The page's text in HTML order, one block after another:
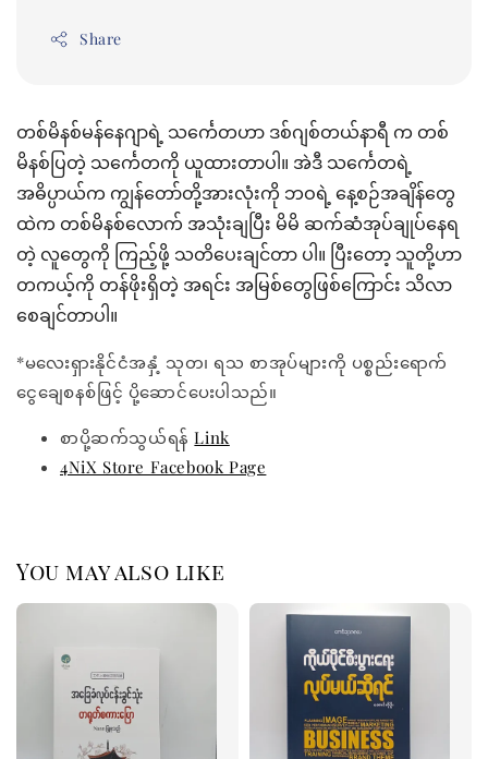
Share
တစ်မိနစ်မန်နေဂျာရဲ့ သင်္ကေတဟာ ဒစ်ဂျစ်တယ်နာရီ က တစ်
မိနစ်ပြတဲ့ သင်္ကေတကို ယူထားတာပါ။ အဲဒီ သင်္ကေတရဲ့
အဓိပ္ပာယ်က ကျွန်တော်တို့အားလုံးကို ဘဝရဲ့ နေ့စဉ်အချိန်တွေ
ထဲက တစ်မိနစ်လောက် အသုံးချပြီး မိမိ ဆက်ဆံအုပ်ချုပ်နေရ
တဲ့ လူတွေကို ကြည့်ဖို့ သတိပေးချင်တာ ပါ။ ပြီးတော့ သူတို့ဟာ
တကယ့်ကို တန်ဖိုးရှိတဲ့ အရင်း အမြစ်တွေဖြစ်ကြောင်း သိလာ
စေချင်တာပါ။
*မလေးရှားနိုင်ငံအနှံ့ သုတ၊ ရသ စာအုပ်များကို ပစ္စည်းရောက်
ငွေချေစနစ်ဖြင့် ပို့ဆောင်ပေးပါသည်။
စာပို့ဆက်သွယ်ရန်Link
4NiX Store Facebook Page
You may also like